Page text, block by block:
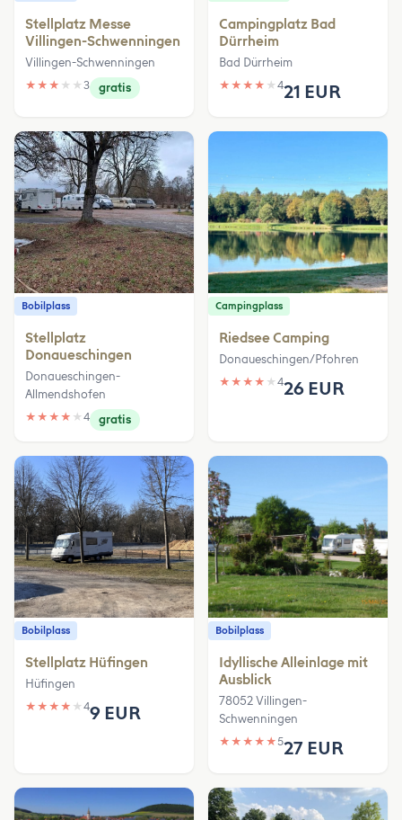
Stellplatz Messe
Villingen-Schwenningen
Villingen-Schwenningen
★ ★ ★ ★ ★ 3 gratis
Campingplatz Bad
Dürrheim
Bad Dürrheim
★ ★ ★ ★ ★ 421 EUR
Bobilplass
Stellplatz
Donaueschingen
Donaueschingen-
Allmendshofen
★ ★ ★ ★ ★ 4 gratis
Campingplass
Riedsee Camping
Donaueschingen/Pfohren
★ ★ ★ ★ ★ 426 EUR
Bobilplass
Stellplatz Hüfingen
Hüfingen
★ ★ ★ ★ ★ 49 EUR
Bobilplass
Idyllische Alleinlage mit
Ausblick
78052 Villingen-
Schwenningen
★ ★ ★ ★ ★527 EUR